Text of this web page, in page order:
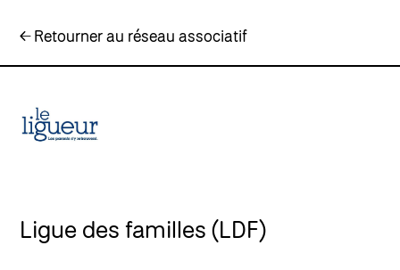
← Retourner au réseau associatif
Ligue des familles (LDF)